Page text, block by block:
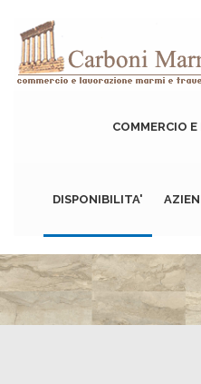
COMMERCIO
DISPONIBILITA'
Travertino
Marmo